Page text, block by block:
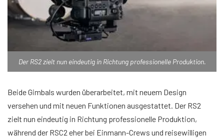
Der RS2 zielt nun eindeutig in Richtung professionelle Produktion.
Beide Gimbals wurden überarbeitet, mit neuem Design
versehen und mit neuen Funktionen ausgestattet. Der RS2
zielt nun eindeutig in Richtung professionelle Produktion,
während der RSC2 eher bei Einmann-Crews und reisewilligen